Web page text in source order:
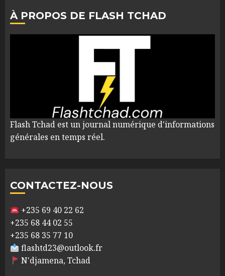
À PROPOS DE FLASH TCHAD
Flash Tchad est un journal numérique d'informations
générales en temps réel.
CONTACTEZ-NOUS
+235 69 40 22 62
+235 68 44 02 55
+235 68 35 77 10
flashtd23@outlook.fr
N'djamena, Tchad